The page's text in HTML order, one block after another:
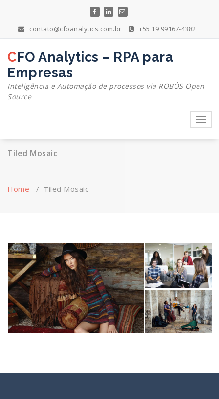
contato@cfoanalytics.com.br +55 19 99167-4382
CFO Analytics – RPA para
Empresas
Inteligência e Automação de processos via ROBÔS Open
Source
Tiled Mosaic
Home / Tiled Mosaic